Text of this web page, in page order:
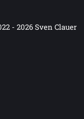
- 2026Sven Clauer